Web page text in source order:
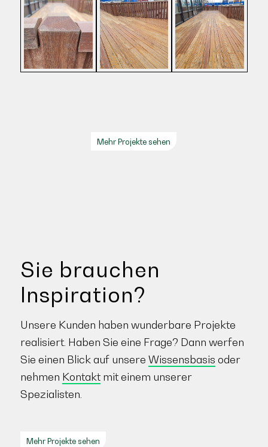
Mehr Projekte sehen
Sie brauchen
Inspiration?
Unsere Kunden haben wunderbare Projekte
realisiert. Haben Sie eine Frage? Dann werfen
Sie einen Blick auf unsere Wissensbasis oder
nehmen Kontaktmit einem unserer
Spezialisten.
Mehr Projekte sehen